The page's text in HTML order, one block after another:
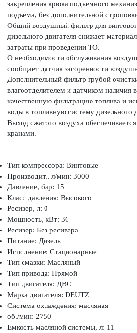
закрепления крюка подъемного
подъема, без дополнительной
Общий воздушный фильтр для
дизельного двигателя снижает
затраты при проведении ТО.
О необходимости обслуживания
сообщает датчик засоренности
Дополнительный фильтр грубой
влагоотделителем и датчиком наличия
качественную фильтрацию топлива и
воды в топливную систему дизельного
Выход сжатого воздуха
кранами.
Тип компрессора: Винтовые
Производит., л/мин: 3000
Давление, бар: 15
Класс давления: Высокого
Ресивер, л: 0
Мощность, кВт: 36
Ресивер: Без ресивера
Питание: Дизель
Исполнение: Стационарные
Тип смазки: Масляный
Тип привода: Прямой
Тип двигателя: ДВС
Марка двигателя: DEUTZ
Система охлаждения: масляная
об./мин: 2750
Емкость масляной системы, л: 11